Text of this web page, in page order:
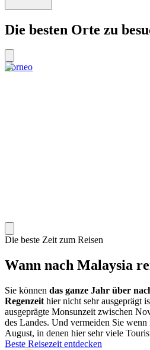
Die besten Orte zu
Borneo
Die beste Zeit zum Reisen
Wann nach Malaysia
Sie können das ganze Jahr über
Regenzeit hier nicht sehr ausgeprägt
ausgeprägte Monsunzeit zwischen
des Landes. Und vermeiden Sie
August, in denen hier sehr viele
Beste Reisezeit entdecken